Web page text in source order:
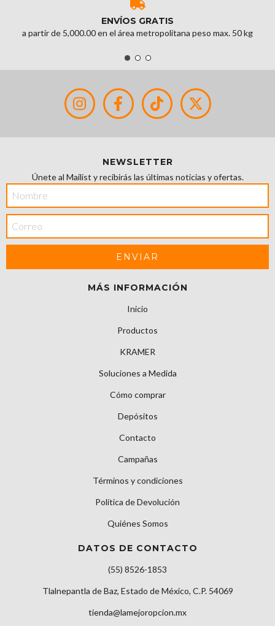
ENVÍOS GRATIS
a partir de 5,000.00 en el área metropolitana peso max. 50 kg
NEWSLETTER
Únete al Mailist y recibirás las últimas noticias y ofertas.
MÁS INFORMACIÓN
Inicio
Productos
KRAMER
Soluciones a Medida
Cómo comprar
Depósitos
Contacto
Campañas
Términos y condiciones
Política de Devolución
Quiénes Somos
DATOS DE CONTACTO
(55) 8526-1853
Tlalnepantla de Baz, Estado de México, C.P. 54069
tienda@lamejoropcion.mx